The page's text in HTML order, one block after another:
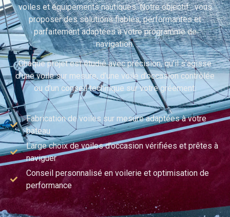
voiles et équipements nautiques. Notre objectif : vous
proposer des solutions fiables, performantes et
parfaitement adaptées à votre programme de
navigation.
Chaque projet est étudié avec précision, qu’il s’agisse
d’une voile sur mesure, d’une voile d’occasion contrôlée
ou d’un conseil technique sur votre gréement.
Fabrication de voiles sur mesure adaptées à votre
bateau
Large choix de voiles d’occasion vérifiées et prêtes à
naviguer
Conseil personnalisé en voilerie et optimisation de
performance